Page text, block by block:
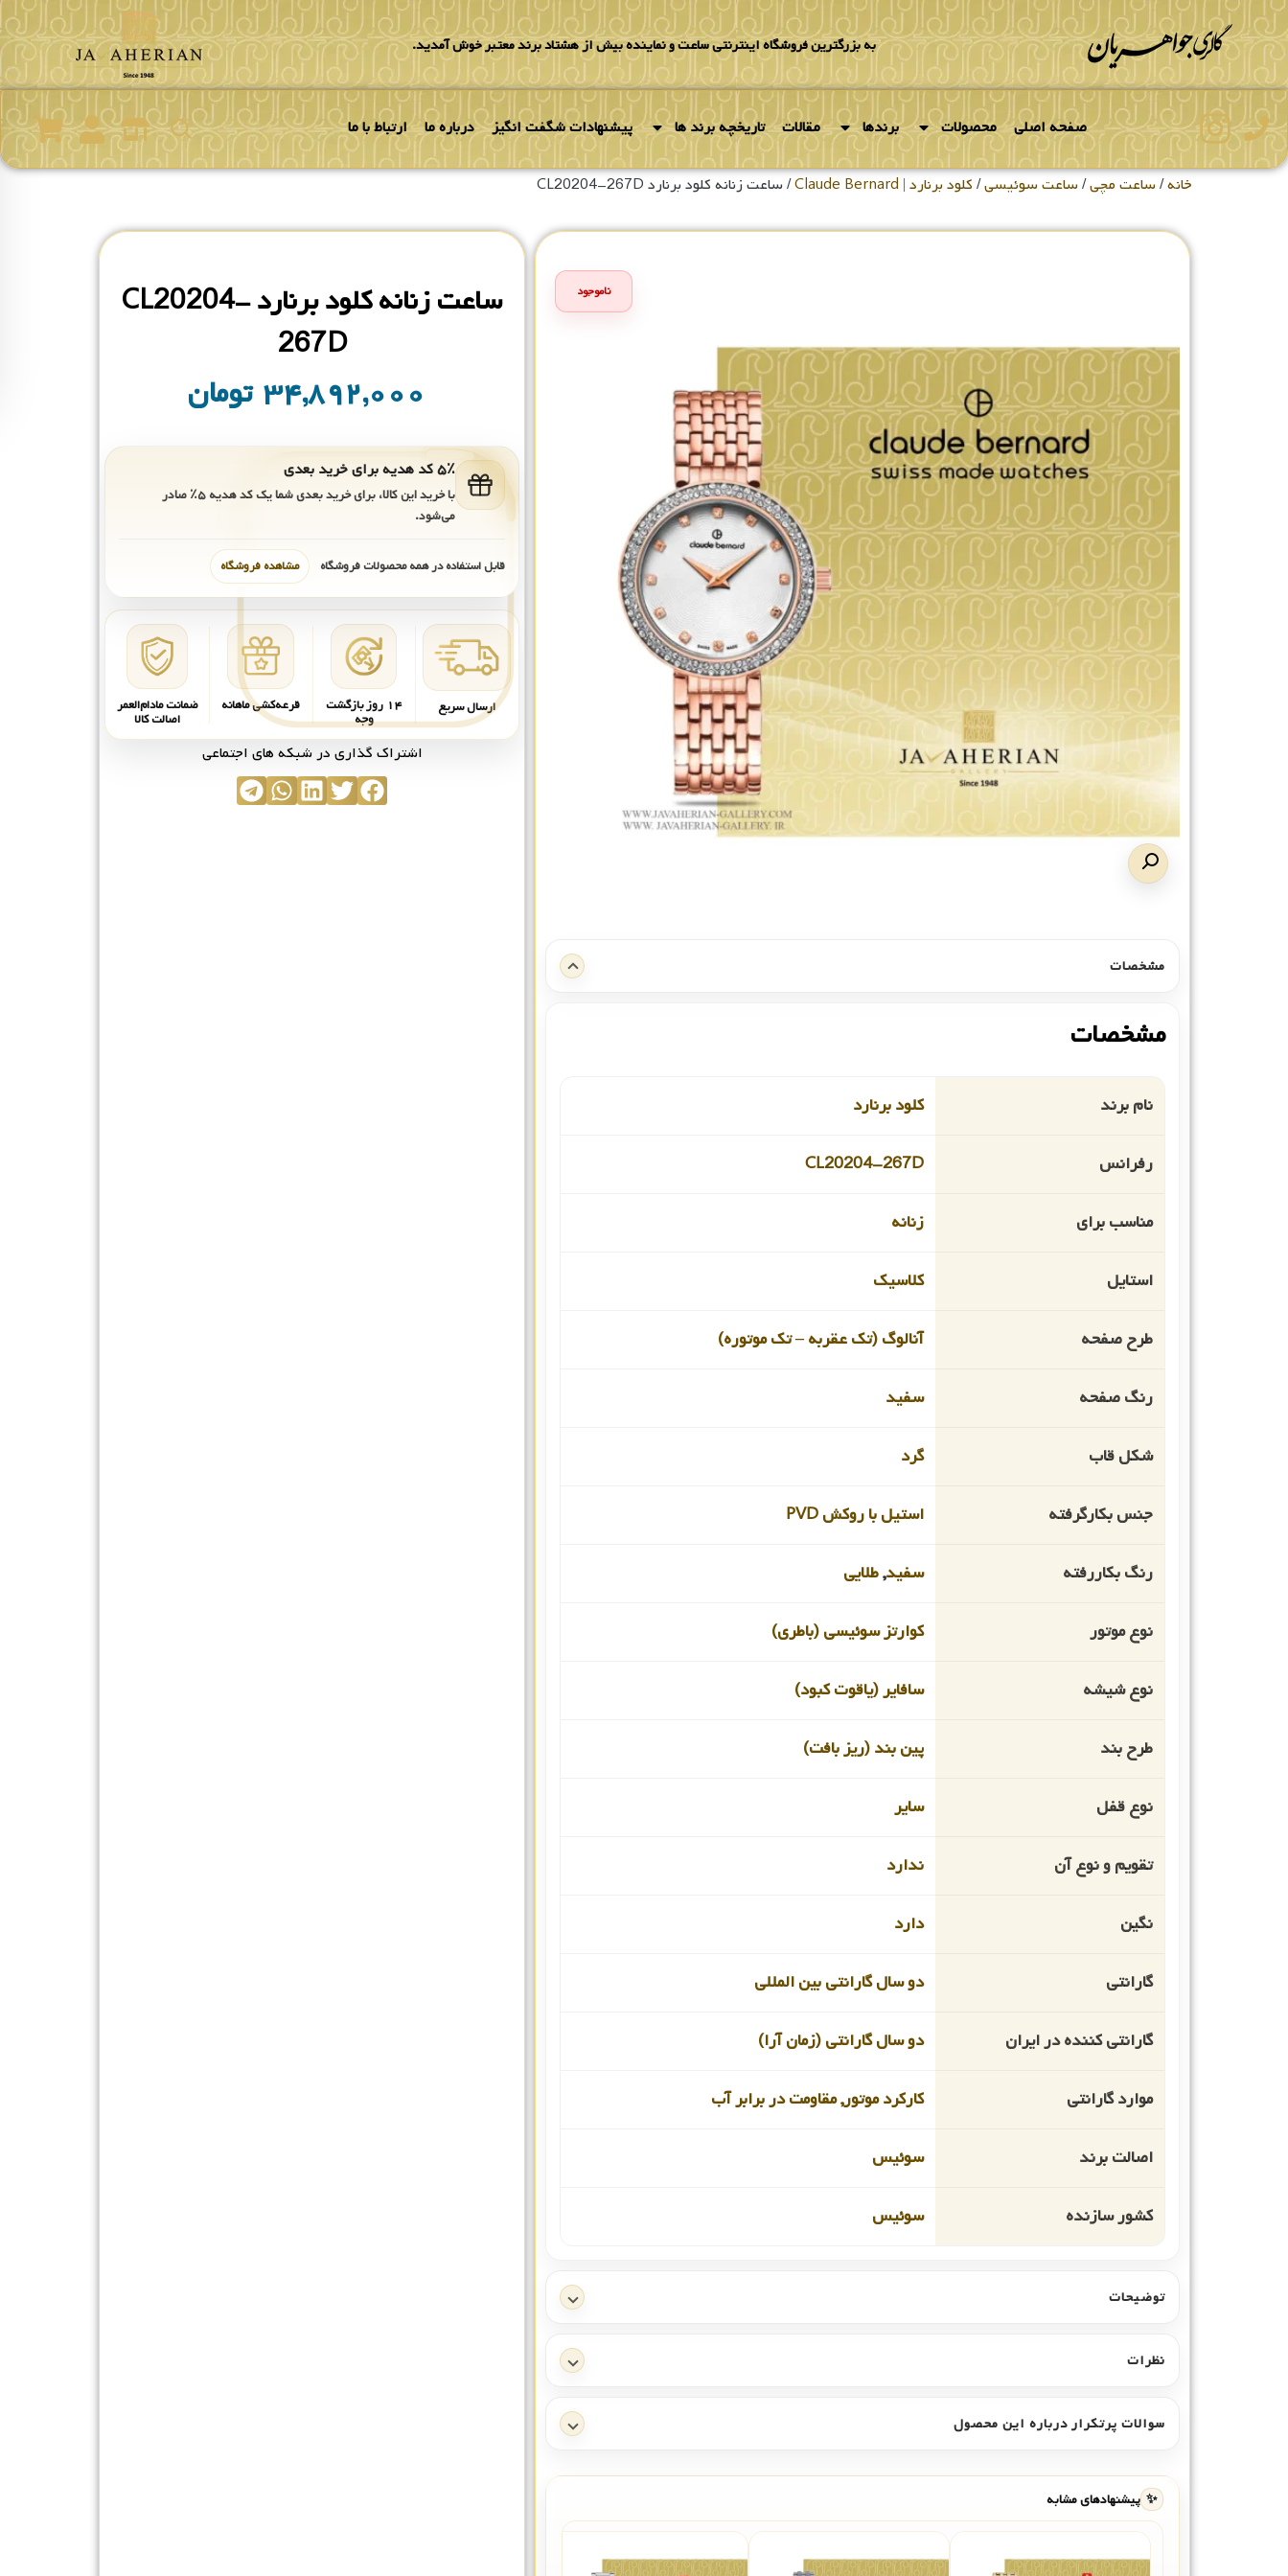
به بزرگترین فروشگاه اینترنتی ساعت و نماینده بیش از هشتاد برند معتبر خوش آمدید.
صفحه اصلی محصولات برندها مقالات تاریخچه برند ها پیشنهادات شگفت انگیز درباره ما ارتباط با ما
خانه/ساعت مچی/ساعت سوئیسی/ کلود برنارد | Claude Bernard / ساعت زنانه کلود برنارد CL20204-267D
ناموجود
مشخصات
مشخصات
نام برند کلود برنارد
رفرانس CL20204-267D
مناسب برای زنانه
استایل کلاسیک
طرح صفحه آنالوگ (تک عقربه – تک موتوره)
رنگ صفحه سفید
شکل قاب گرد
جنس بکارگرفته استیل با روکش PVD
رنگ بکاررفته سفید,طلایی
نوع موتور کوارتز سوئیسی (باطری)
نوع شیشه سافایر (یاقوت کبود)
طرح بند پین بند (ریز بافت)
نوع قفل سایر
تقویم و نوع آن ندارد
نگین دارد
گارانتی دو سال گارانتی بین المللی
گارانتی کننده در ایران دو سال گارانتی (زمان آرا)
موارد گارانتی کارکرد موتور, مقاومت در برابر آب
اصالت برند سوئیس
کشور سازنده سوئیس
توضیحات
نظرات
سوالات پرتکرار درباره این محصول
✨ پیشنهادهای مشابه
ساعت زنانه کلود برنارد CL20204-
267D
۳۴,۸۹۲,۰۰۰ تومان
۵٪ کد هدیه برای خرید بعدی
با خرید این کالا، برای خرید بعدی شما یک کد هدیه۵٪ صادر
می‌شود.
قابل استفاده در همه محصولات فروشگاه مشاهده فروشگاه
ارسال سریع ۱۴ روز بازگشت
وجه
قرعه‌کشی ماهانه ضمانت مادام‌العمر
اصالت کالا
اشتراک گذاری در شبکه های اجتماعی